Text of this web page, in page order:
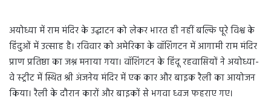
अयोध्या में राम मंदिर के उद्घाटन को लेकर भारत ही नहीं बल्कि पूरे विश्व के
हिंदुओं में उत्साह है। रविवार को अमेरिका के वॉशिंगटन में आगामी राम मंदिर
प्राण प्रतिष्ठा का जश्न मनाया गया। वॉशिंगटन के हिंदू रहवासियों ने अयोध्या-
वे स्ट्रीट में स्थित श्री अंजनेय मंदिर में एक कार और बाइक रैली का आयोजन
किया। रैली के दौरान कारों और बाइकों से भगवा ध्वज फहराए गए।